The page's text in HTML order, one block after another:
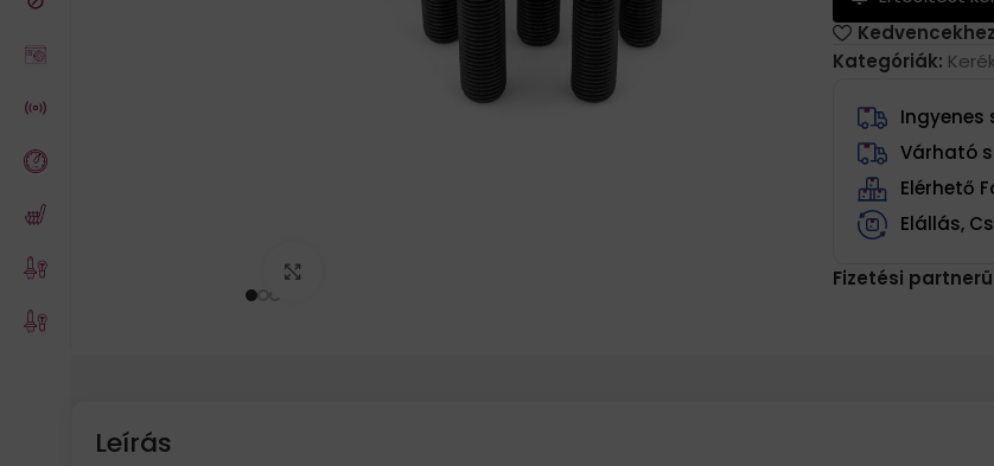
Kedvencekhez
Kategóriák:
Ingyenes
Várható
Elérhető
Elállás,
Fizetési
Leírás